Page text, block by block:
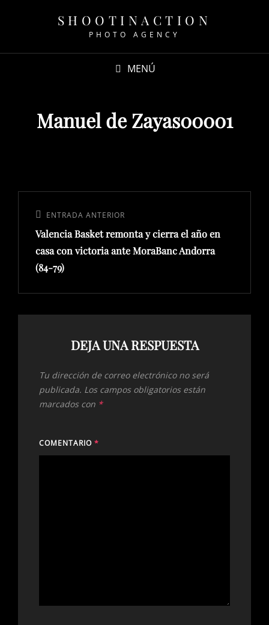
SHOOTINACTION
PHOTO AGENCY
MENÚ
Manuel de Zayas00001
entradas
Entrada
anterior:
ENTRADA ANTERIOR
Valencia Basket remonta y cierra el año en
casa con victoria ante MoraBanc Andorra
(84-79)
DEJA UNA RESPUESTA
Tu dirección de correo electrónico no será
publicada. Los campos obligatorios están
marcados con *
COMENTARIO *